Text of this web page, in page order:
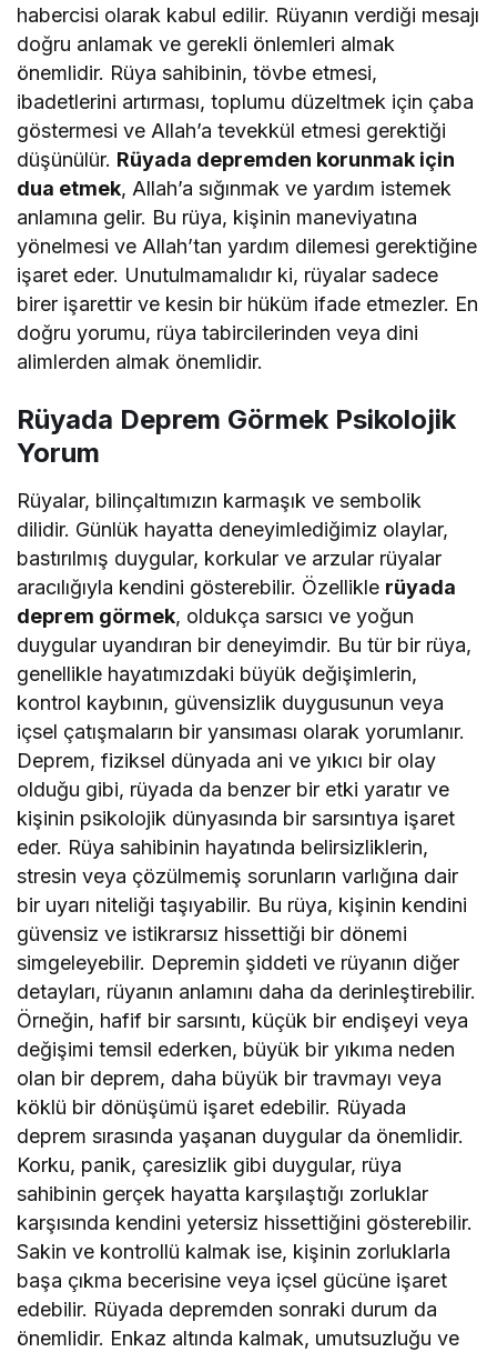
habercisi olarak kabul edilir. Rüyanın verdiği mesajı
doğru anlamak ve gerekli önlemleri almak
önemlidir. Rüya sahibinin, tövbe etmesi,
ibadetlerini artırması, toplumu düzeltmek için çaba
göstermesi ve Allah’a tevekkül etmesi gerektiği
düşünülür. Rüyada depremden korunmak için
dua etmek, Allah’a sığınmak ve yardım istemek
anlamına gelir. Bu rüya, kişinin maneviyatına
yönelmesi ve Allah’tan yardım dilemesi gerektiğine
işaret eder. Unutulmamalıdır ki, rüyalar sadece
birer işarettir ve kesin bir hüküm ifade etmezler. En
doğru yorumu, rüya tabircilerinden veya dini
alimlerden almak önemlidir.
Rüyada Deprem Görmek Psikolojik
Yorum
Rüyalar, bilinçaltımızın karmaşık ve sembolik
dilidir. Günlük hayatta deneyimlediğimiz olaylar,
bastırılmış duygular, korkular ve arzular rüyalar
aracılığıyla kendini gösterebilir. Özellikle rüyada
deprem görmek, oldukça sarsıcı ve yoğun
duygular uyandıran bir deneyimdir. Bu tür bir rüya,
genellikle hayatımızdaki büyük değişimlerin,
kontrol kaybının, güvensizlik duygusunun veya
içsel çatışmaların bir yansıması olarak yorumlanır.
Deprem, fiziksel dünyada ani ve yıkıcı bir olay
olduğu gibi, rüyada da benzer bir etki yaratır ve
kişinin psikolojik dünyasında bir sarsıntıya işaret
eder. Rüya sahibinin hayatında belirsizliklerin,
stresin veya çözülmemiş sorunların varlığına dair
bir uyarı niteliği taşıyabilir. Bu rüya, kişinin kendini
güvensiz ve istikrarsız hissettiği bir dönemi
simgeleyebilir. Depremin şiddeti ve rüyanın diğer
detayları, rüyanın anlamını daha da derinleştirebilir.
Örneğin, hafif bir sarsıntı, küçük bir endişeyi veya
değişimi temsil ederken, büyük bir yıkıma neden
olan bir deprem, daha büyük bir travmayı veya
köklü bir dönüşümü işaret edebilir. Rüyada
deprem sırasında yaşanan duygular da önemlidir.
Korku, panik, çaresizlik gibi duygular, rüya
sahibinin gerçek hayatta karşılaştığı zorluklar
karşısında kendini yetersiz hissettiğini gösterebilir.
Sakin ve kontrollü kalmak ise, kişinin zorluklarla
başa çıkma becerisine veya içsel gücüne işaret
edebilir. Rüyada depremden sonraki durum da
önemlidir. Enkaz altında kalmak, umutsuzluğu ve